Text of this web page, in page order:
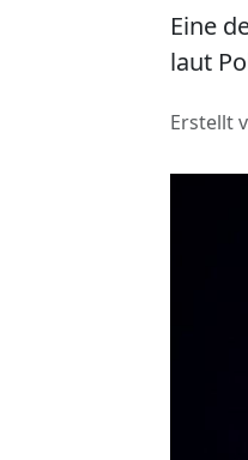
Eine
laut
Erstellt